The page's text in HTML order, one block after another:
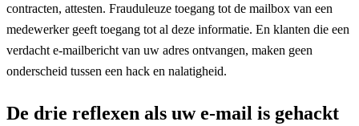
contracten, attesten. Frauduleuze toegang tot de mailbox van een
medewerker geeft toegang tot al deze informatie. En klanten die een
verdacht e-mailbericht van uw adres ontvangen, maken geen
onderscheid tussen een hack en nalatigheid.
De drie reflexen als uw e-mail is gehackt